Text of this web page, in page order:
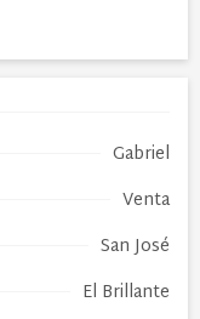
Gabriel
Venta
San José
El Brillante